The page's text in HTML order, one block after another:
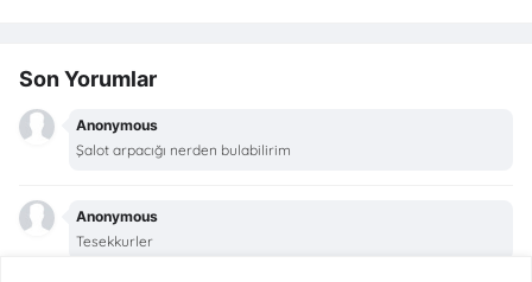
Son Yorumlar
Anonymous
Şalot arpacığı nerden bulabilirim
Anonymous
Tesekkurler